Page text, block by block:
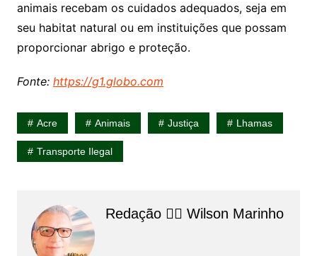
animais recebam os cuidados adequados, seja em
seu habitat natural ou em instituições que possam
proporcionar abrigo e proteção.
Fonte: https://g1.globo.com
Acre Animais Justiça Lhamas
Transporte Ilegal
Redação 👨‍⚖️​ Wilson Marinho